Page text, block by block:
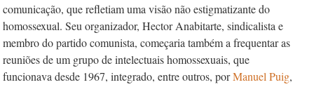
comunicação, que refletiam uma visão não estigmatizante do
homossexual. Seu organizador, Hector Anabitarte, sindicalista e
membro do partido comunista, começaria também a frequentar as
reuniões de um grupo de intelectuais homossexuais, que
funcionava desde 1967, integrado, entre outros, porManuel Puig,